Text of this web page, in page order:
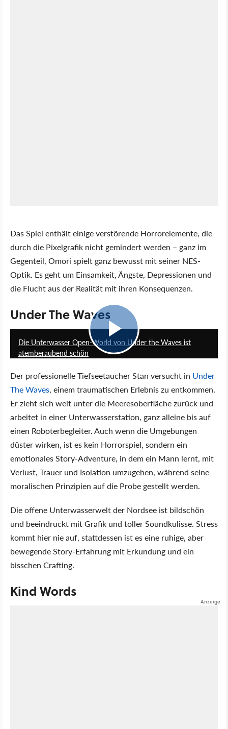
Das Spiel enthält einige verstörende Horrorelemente, die
durch die Pixelgrafik nicht gemindert werden – ganz im
Gegenteil, Omori spielt ganz bewusst mit seiner NES-
Optik. Es geht um Einsamkeit, Ängste, Depressionen und
die Flucht aus der Realität mit ihren Konsequenzen.
Under The Waves
Die Unterwasser Open-World von Under the Waves ist
atemberaubend schön
Der professionelle Tiefseetaucher Stan versucht in Under
The Waves, einem traumatischen Erlebnis zu entkommen.
Er zieht sich weit unter die Meeresoberfläche zurück und
arbeitet in einer Unterwasserstation, ganz alleine bis auf
einen Roboterbegleiter. Auch wenn die Umgebungen
düster wirken, ist es kein Horrorspiel, sondern ein
emotionales Story-Adventure, in dem ein Mann lernt, mit
Verlust, Trauer und Isolation umzugehen, während seine
moralischen Prinzipien auf die Probe gestellt werden.
Die offene Unterwasserwelt der Nordsee ist bildschön
und beeindruckt mit Grafik und toller Soundkulisse. Stress
kommt hier nie auf, stattdessen ist es eine ruhige, aber
bewegende Story-Erfahrung mit Erkundung und ein
bisschen Crafting.
Kind Words